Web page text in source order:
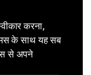
करना,
के साथ यह सब
से अपने